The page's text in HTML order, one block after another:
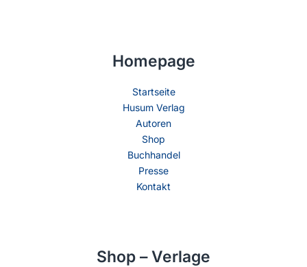
Homepage
Startseite
Husum Verlag
Autoren
Shop
Buchhandel
Presse
Kontakt
Shop – Verlage